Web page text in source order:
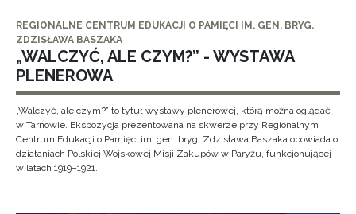
REGIONALNE CENTRUM EDUKACJI O PAMIĘCI IM. GEN. BRYG.
ZDZISŁAWA BASZAKA
„WALCZYĆ, ALE CZYM?” - WYSTAWA
PLENEROWA
„Walczyć, ale czym?” to tytuł wystawy plenerowej, którą można oglądać
w Tarnowie. Ekspozycja prezentowana na skwerze przy Regionalnym
Centrum Edukacji o Pamięci im. gen. bryg. Zdzisława Baszaka opowiada o
działaniach Polskiej Wojskowej Misji Zakupów w Paryżu, funkcjonującej
w latach 1919–1921.